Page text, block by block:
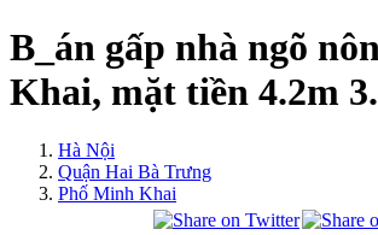
B_án gấp nhà ngõ
Khai, mặt tiền 4.2m
Hà Nội
Quận Hai Bà Trưng
Phố Minh Khai